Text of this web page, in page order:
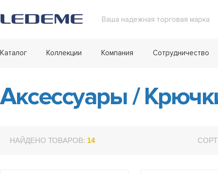
Ваша надежная торговая марка
Каталог Коллекции Компания Сотрудничество
Аксессуары/
НАЙДЕНО ТОВАРОВ: 14